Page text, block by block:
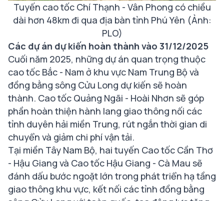
Tuyến cao tốc Chí Thạnh - Vân Phong có chiều
dài hơn 48km đi qua địa bàn tỉnh Phú Yên (Ảnh:
PLO)
Các dự án dự kiến hoàn thành vào 31/12/2025
Cuối năm 2025, những dự án quan trọng thuộc
cao tốc Bắc - Nam ở khu vực Nam Trung Bộ và
đồng bằng sông Cửu Long dự kiến sẽ hoàn
thành. Cao tốc Quảng Ngãi - Hoài Nhơn sẽ góp
phần hoàn thiện hành lang giao thông nối các
tỉnh duyên hải miền Trung, rút ngắn thời gian di
chuyển và giảm chi phí vận tải.
Tại miền Tây Nam Bộ, hai tuyến Cao tốc Cần Thơ
- Hậu Giang và Cao tốc Hậu Giang - Cà Mau sẽ
đánh dấu bước ngoặt lớn trong phát triển hạ tầng
giao thông khu vực, kết nối các tỉnh đồng bằng